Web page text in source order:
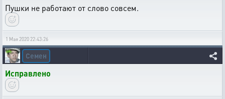
Пушки не работают от слово совсем.
1 Мая 2020 22:43:26
Семен
Исправлено